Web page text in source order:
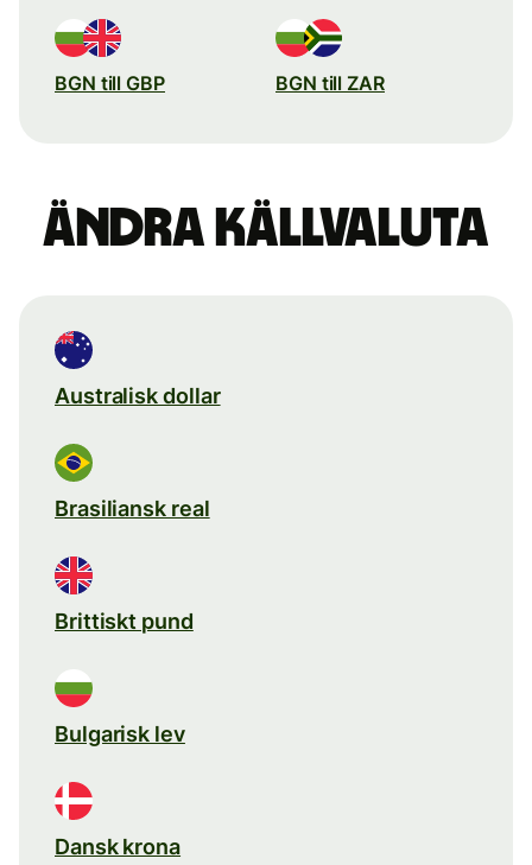
BGN till GBP BGN till ZAR
Ändra källvaluta
Australisk dollar
Brasiliansk real
Brittiskt pund
Bulgarisk lev
Dansk krona